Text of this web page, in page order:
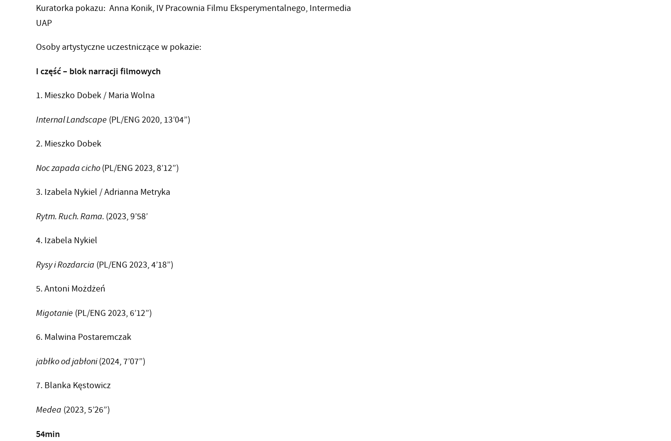
Kuratorka pokazu: Anna Konik, IV Pracownia Filmu Eksperymentalnego, Intermedia
UAP
Osoby artystyczne uczestniczące w pokazie:
I część – blok narracji filmowych
1. Mieszko Dobek / Maria Wolna
Internal Landscape (PL/ENG 2020, 13’04”)
2. Mieszko Dobek
Noc zapada cicho(PL/ENG 2023, 8’12”)
3. Izabela Nykiel / Adrianna Metryka
Rytm. Ruch. Rama. (2023, 9’58’
4. Izabela Nykiel
Rysy i Rozdarcia (PL/ENG 2023, 4’18”)
5. Antoni Możdżeń
Migotanie (PL/ENG 2023, 6’12”)
6. Malwina Postaremczak
jabłko od jabłoni(2024, 7’07”)
7. Blanka Kęstowicz
Medea (2023, 5’26”)
54min